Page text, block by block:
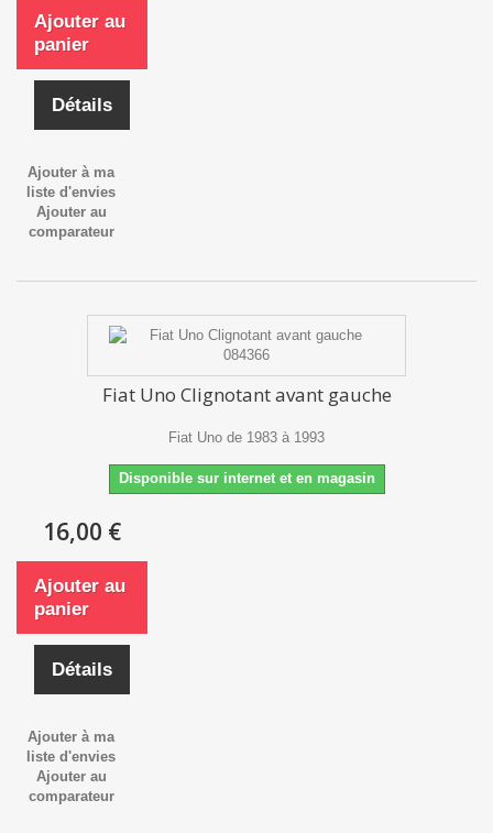
Ajouter au
panier
Détails
Ajouter à ma
liste d'envies
Ajouter au
comparateur
Fiat Uno Clignotant avant gauche
Fiat Uno de 1983 à 1993
Disponible sur internet et en magasin
16,00 €
Ajouter au
panier
Détails
Ajouter à ma
liste d'envies
Ajouter au
comparateur